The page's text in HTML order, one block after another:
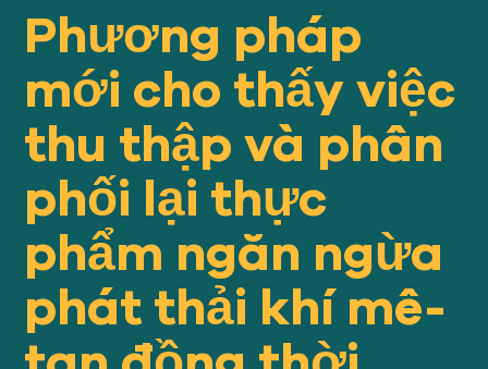
Của chúng tôi
TIẾP CẬN
Của chúng tôi
SỰ VA CHẠM
Về
GFN
Phương pháp
mới cho thấy việc
thu thập và phân
phối lại thực
phẩm ngăn ngừa
phát thải khí mê-